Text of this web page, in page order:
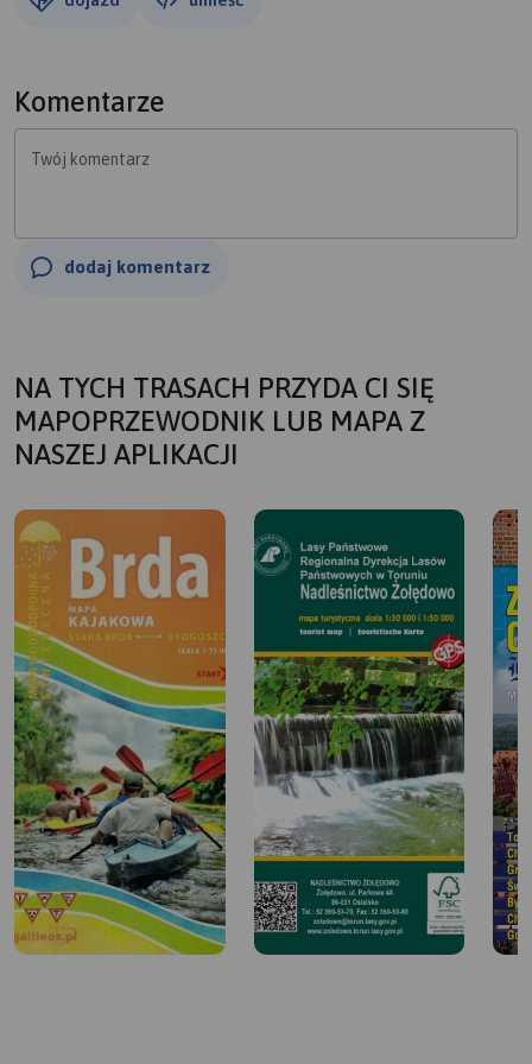
Komentarze
Twój komentarz
dodaj komentarz
NA TYCH TRASACH PRZYDA CI SIĘ
MAPOPRZEWODNIK LUB MAPA Z
NASZEJ APLIKACJI